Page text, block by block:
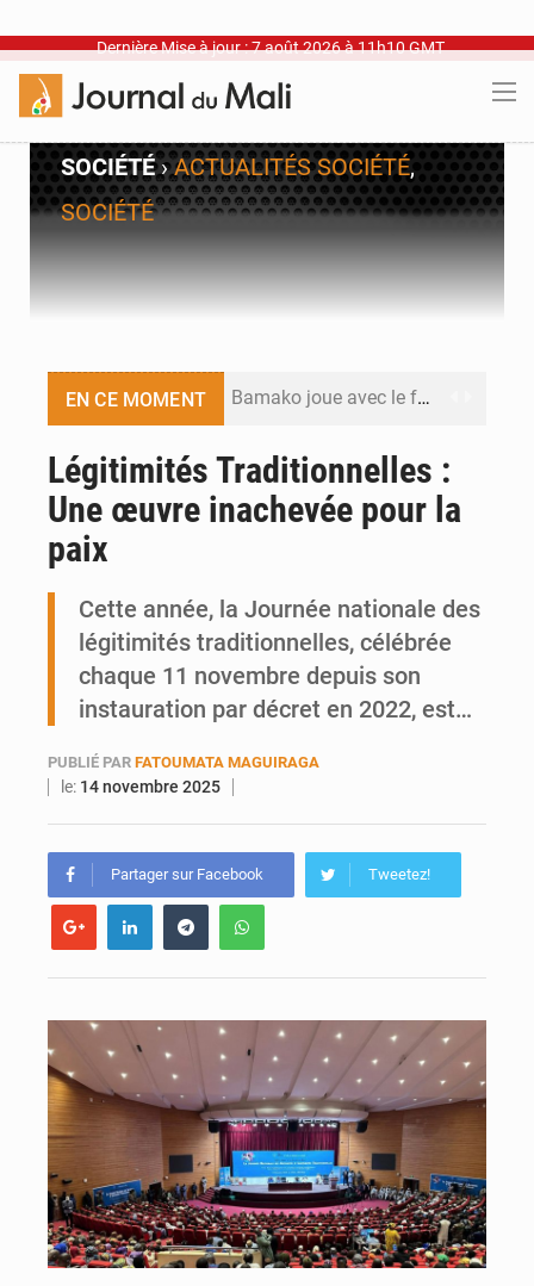
Dernière Mise à jour : 7 août 2026 à 11h10 GMT
SOCIÉTÉ›ACTUALITÉS SOCIÉTÉ,
SOCIÉTÉ
EN CE MOMENT Bamako joue avec le feu
Dr Abdrahamane Tamboura, économiste
AfroBasket U18 : Le Mali défend sa double couronne à Abidjan
Légitimités Traditionnelles :
Une œuvre inachevée pour la
paix
Cette année, la Journée nationale des
légitimités traditionnelles, célébrée
chaque 11 novembre depuis son
instauration par décret en 2022, est…
PUBLIÉ PAR FATOUMATA MAGUIRAGA
le: 14 novembre 2025
Partager sur Facebook Tweetez!